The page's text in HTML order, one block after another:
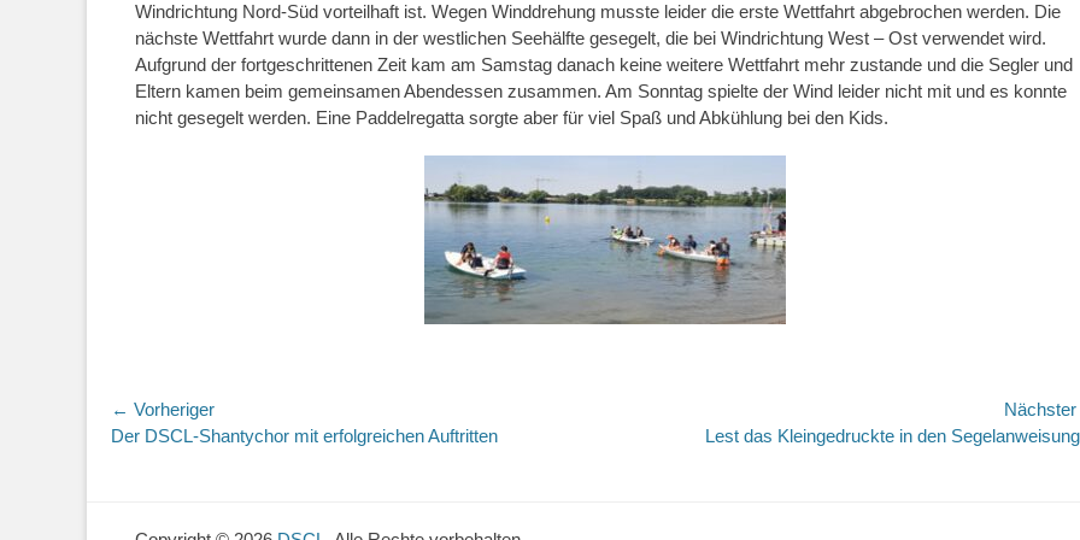
Windrichtung Nord-Süd vorteilhaft ist. Wegen Winddrehung musste leider die erste Wettfahrt abgebrochen werden. Die
nächste Wettfahrt wurde dann in der westlichen Seehälfte gesegelt, die bei Windrichtung West – Ost verwendet wird.
Aufgrund der fortgeschrittenen Zeit kam am Samstag danach keine weitere Wettfahrt mehr zustande und die Segler und
Eltern kamen beim gemeinsamen Abendessen zusammen. Am Sonntag spielte der Wind leider nicht mit und es konnte
nicht gesegelt werden. Eine Paddelregatta sorgte aber für viel Spaß und Abkühlung bei den Kids.
Beitragsnavigation
← Vorheriger
Vorheriger
Der DSCL-Shantychor mit erfolgreichen Auftritten Lest das Kleingedruckte in den